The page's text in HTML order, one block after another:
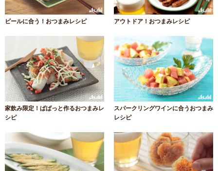
ビールに合う！おつまみレシピ アウトドア！おつまみレシピ
家飲み限定！ぱぱっと作るおつまみレ
シピ
スパークリングワインに合うおつまみ
レシピ